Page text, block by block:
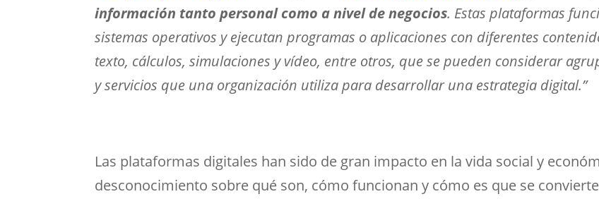
información tanto personal como a nivel de negocios. Estas plataformas
sistemas operativos y ejecutan programas o aplicaciones con diferentes
texto, cálculos, simulaciones y vídeo, entre otros, que se pueden considerar
y servicios que una organización utiliza para desarrollar una estrategia digital.”
Las plataformas digitales han sido de gran impacto en la vida social y
desconocimiento sobre qué son, cómo funcionan y cómo es que se